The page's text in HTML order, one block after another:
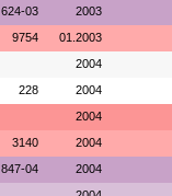
624-03 2003
9754 01.2003
2004
228 2004
2004
3140 2004
847-04 2004